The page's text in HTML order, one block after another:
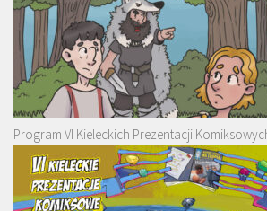
Program VI Kieleckich Prezentacji